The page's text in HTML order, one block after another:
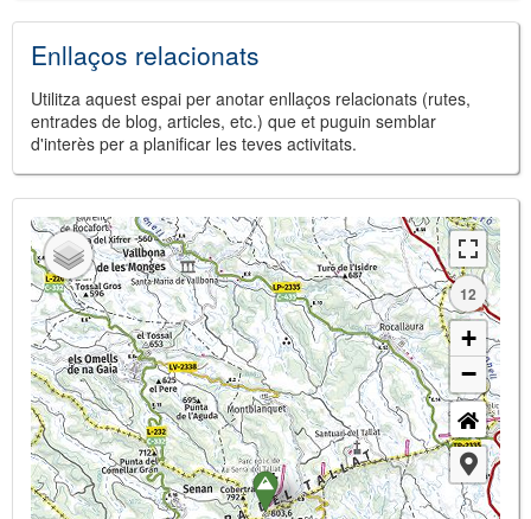
Enllaços relacionats
Utilitza aquest espai per anotar enllaços relacionats (rutes,
entrades de blog, articles, etc.) que et puguin semblar
d'interès per a planificar les teves activitats.
12
+
−